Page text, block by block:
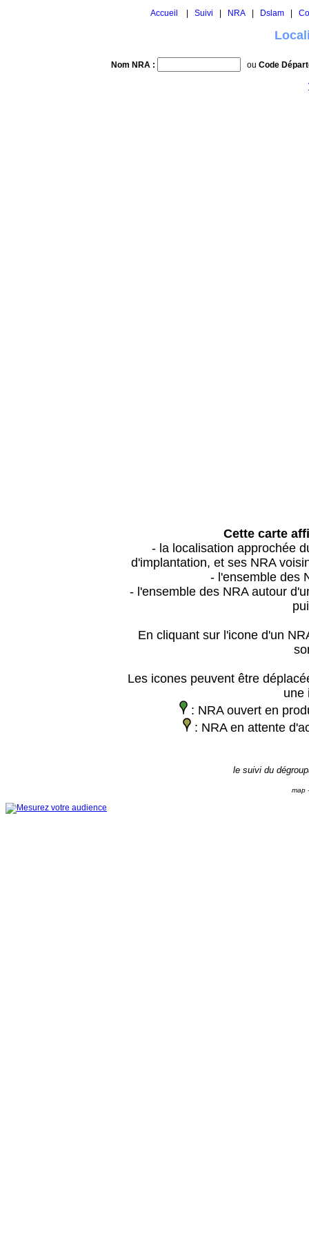
Accueil Suivi NRA Dslam
Nom NRA : ou Code
Cette carte
- la localisation approchée
d'implantation, et ses NRA
- l'ensemble des
- l'ensemble des NRA autour
En cliquant sur l'icone d'un
Les icones peuvent être
une
: NRA ouvert en
: NRA en attente
le suivi du
map